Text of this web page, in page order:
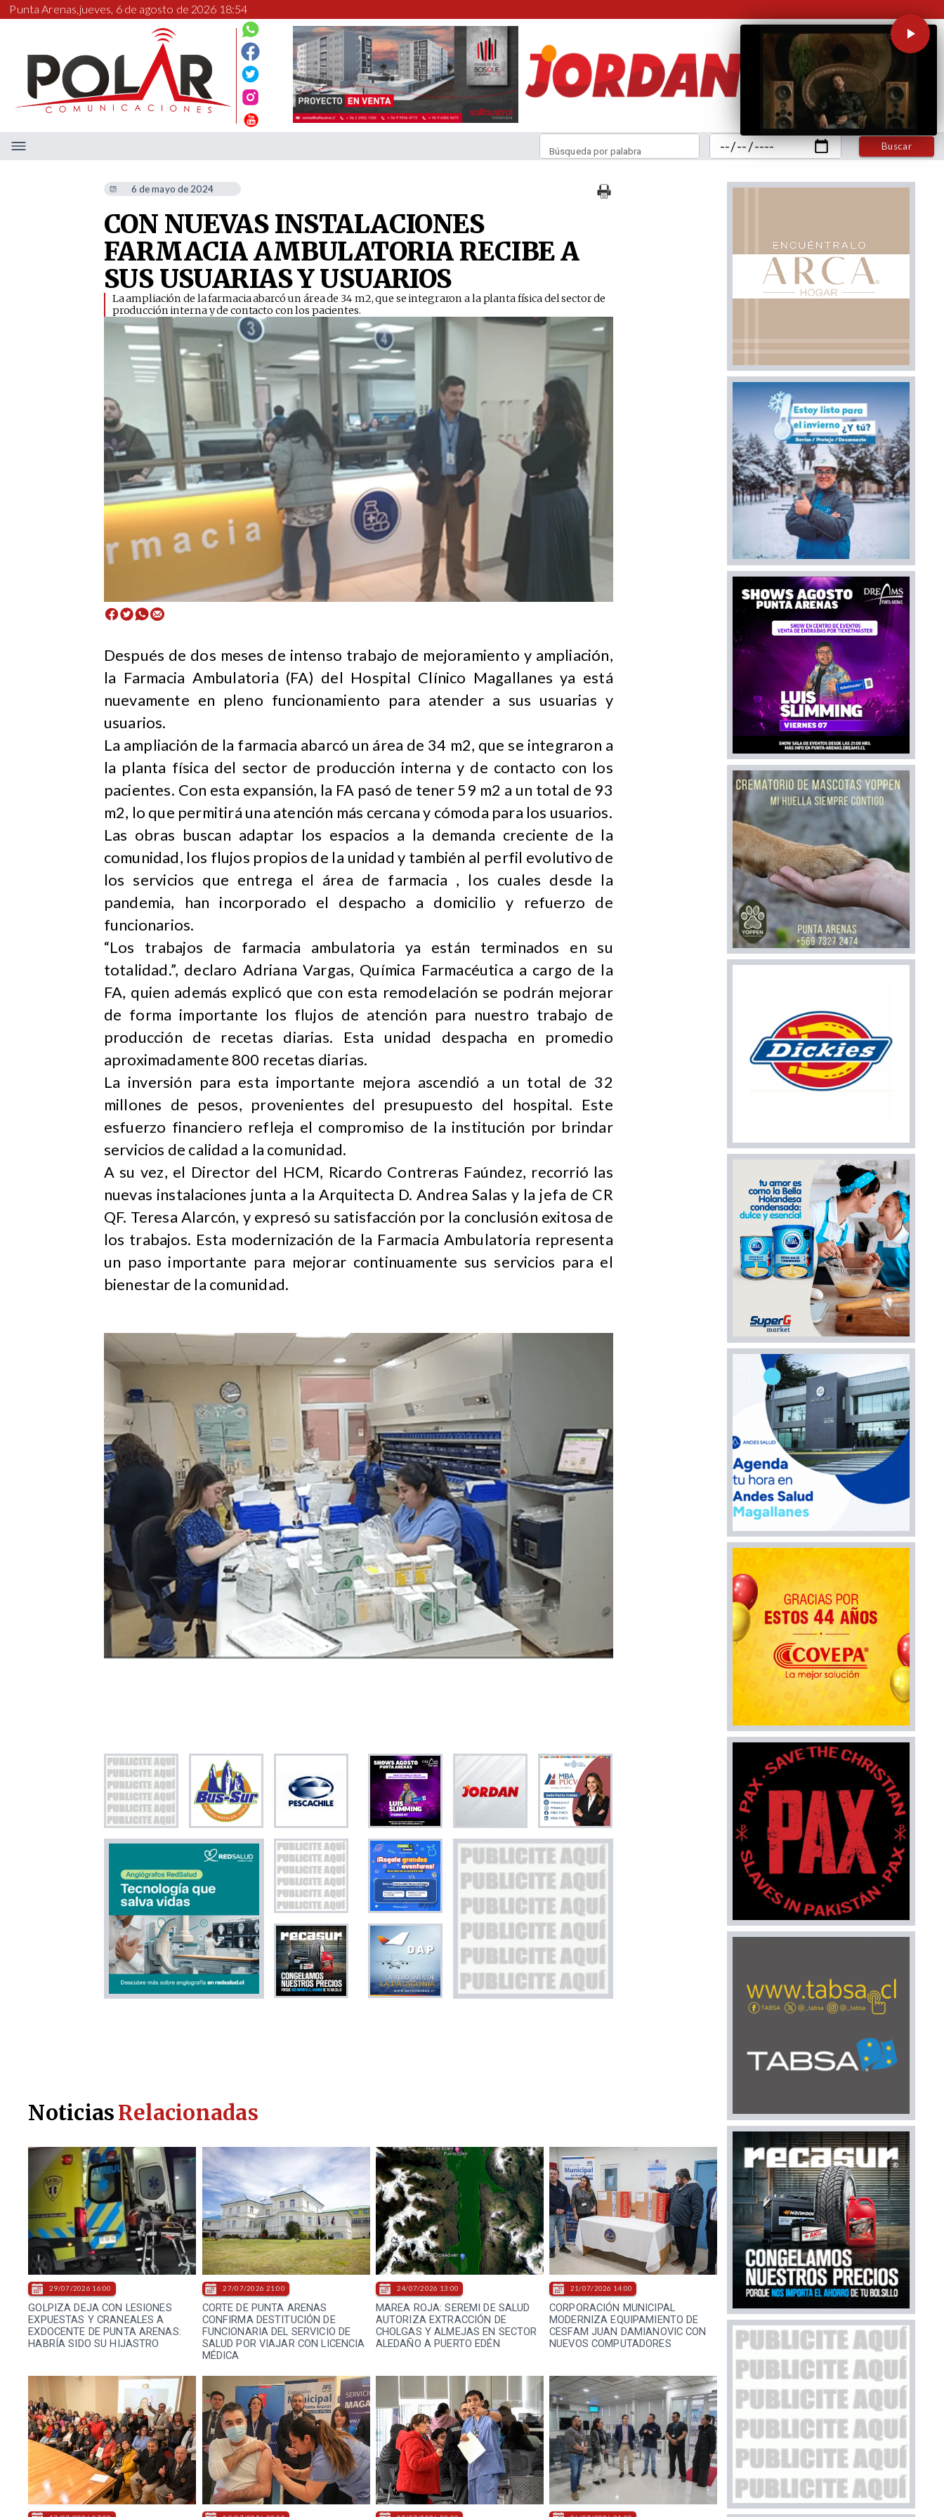
Punta Arenas,jueves, 6 de agosto de 2026 18:54
Buscar
Búsqueda por palabra
6 de mayo de 2024
CON NUEVAS INSTALACIONES
FARMACIA AMBULATORIA RECIBE A
SUS USUARIAS Y USUARIOS
​La ampliación de la farmacia abarcó un área de 34 m2, que se integraron a la planta física del sector de
producción interna y de contacto con los pacientes.
​Después de dos meses de intenso trabajo de mejoramiento y ampliación,
la Farmacia Ambulatoria (FA) del Hospital Clínico Magallanes ya está
nuevamente en pleno funcionamiento para atender a sus usuarias y
usuarios.
La ampliación de la farmacia abarcó un área de 34 m2, que se integraron a
la planta física del sector de producción interna y de contacto con los
pacientes. Con esta expansión, la FA pasó de tener 59 m2 a un total de 93
m2, lo que permitirá una atención más cercana y cómoda para los usuarios.
Las obras buscan adaptar los espacios a la demanda creciente de la
comunidad, los flujos propios de la unidad y también al perfil evolutivo de
los servicios que entrega el área de farmacia , los cuales desde la
pandemia, han incorporado el despacho a domicilio y refuerzo de
funcionarios.
“Los trabajos de farmacia ambulatoria ya están terminados en su
totalidad.”, declaro Adriana Vargas, Química Farmacéutica a cargo de la
FA, quien además explicó que con esta remodelación se podrán mejorar
de forma importante los flujos de atención para nuestro trabajo de
producción de recetas diarias. Esta unidad despacha en promedio
aproximadamente 800 recetas diarias.
La inversión para esta importante mejora ascendió a un total de 32
millones de pesos, provenientes del presupuesto del hospital. Este
esfuerzo financiero refleja el compromiso de la institución por brindar
servicios de calidad a la comunidad.
A su vez, el Director del HCM, Ricardo Contreras Faúndez, recorrió las
nuevas instalaciones junta a la Arquitecta D. Andrea Salas y la jefa de CR
QF. Teresa Alarcón, y expresó su satisfacción por la conclusión exitosa de
los trabajos. Esta modernización de la Farmacia Ambulatoria representa
un paso importante para mejorar continuamente sus servicios para el
bienestar de la comunidad.
GOLPIZA DEJA CON LESIONES
EXPUESTAS Y CRANEALES A
EXDOCENTE DE PUNTA ARENAS:
HABRÍA SIDO SU HIJASTRO
29/07/2026 16:00
CORTE DE PUNTA ARENAS
CONFIRMA DESTITUCIÓN DE
FUNCIONARIA DEL SERVICIO DE
SALUD POR VIAJAR CON LICENCIA
MÉDICA
27/07/2026 21:00
MAREA ROJA: SEREMI DE SALUD
AUTORIZA EXTRACCIÓN DE
CHOLGAS Y ALMEJAS EN SECTOR
ALEDAÑO A PUERTO EDÉN
24/07/2026 13:00
CORPORACIÓN MUNICIPAL
MODERNIZA EQUIPAMIENTO DE
CESFAM JUAN DAMIANOVIC CON
NUEVOS COMPUTADORES
21/07/2026 14:00
NoticiasRelacionadas